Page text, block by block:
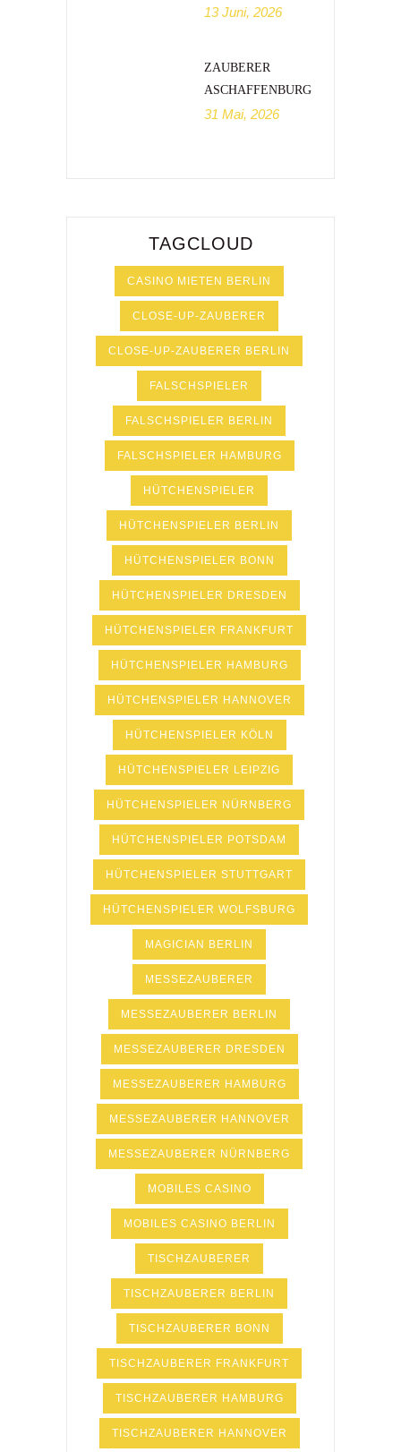
13 Juni, 2026
ZAUBERER
ASCHAFFENBURG
31 Mai, 2026
TAGCLOUD
CASINO MIETEN BERLIN
CLOSE-UP-ZAUBERER
CLOSE-UP-ZAUBERER BERLIN
FALSCHSPIELER
FALSCHSPIELER BERLIN
FALSCHSPIELER HAMBURG
HÜTCHENSPIELER
HÜTCHENSPIELER BERLIN
HÜTCHENSPIELER BONN
HÜTCHENSPIELER DRESDEN
HÜTCHENSPIELER FRANKFURT
HÜTCHENSPIELER HAMBURG
HÜTCHENSPIELER HANNOVER
HÜTCHENSPIELER KÖLN
HÜTCHENSPIELER LEIPZIG
HÜTCHENSPIELER NÜRNBERG
HÜTCHENSPIELER POTSDAM
HÜTCHENSPIELER STUTTGART
HÜTCHENSPIELER WOLFSBURG
MAGICIAN BERLIN
MESSEZAUBERER
MESSEZAUBERER BERLIN
MESSEZAUBERER DRESDEN
MESSEZAUBERER HAMBURG
MESSEZAUBERER HANNOVER
MESSEZAUBERER NÜRNBERG
MOBILES CASINO
MOBILES CASINO BERLIN
TISCHZAUBERER
TISCHZAUBERER BERLIN
TISCHZAUBERER BONN
TISCHZAUBERER FRANKFURT
TISCHZAUBERER HAMBURG
TISCHZAUBERER HANNOVER